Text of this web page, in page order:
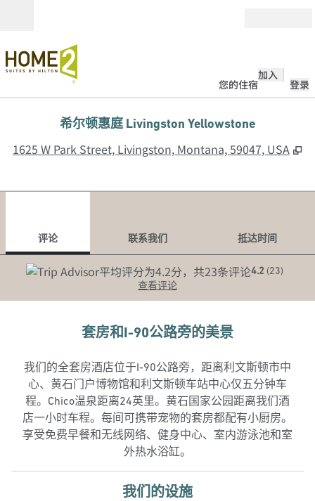
您的住宿
加入
登录
希尔顿惠庭 Livingston Yellowstone
1625 W Park Street, Livingston, Montana, 59047, USA ,
评论 联系我们
抵达时间
4.2 (23)
查看评论
套房和I-90公路旁的美景
我们的全套房酒店位于I-90公路旁，距离利文斯顿市中
心、黄石门户博物馆和利文斯顿车站中心仅五分钟车
程。Chico温泉距离24英里。黄石国家公园距离我们酒
店一小时车程。每间可携带宠物的套房都配有小厨房。
享受免费早餐和无线网络、健身中心、室内游泳池和室
外热水浴缸。
我们的设施